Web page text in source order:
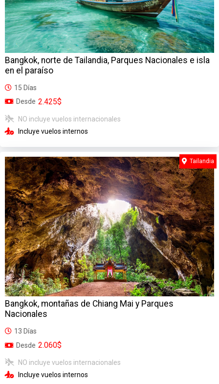
Bangkok, norte de Tailandia, Parques Nacionales e isla
en el paraíso
15 Días
Desde 2.425$
NO incluye vuelos internacionales
Incluye vuelos internos
Bangkok, montañas de Chiang Mai y Parques
Nacionales
13 Días
Desde 2.060$
NO incluye vuelos internacionales
Incluye vuelos internos
Tailandia